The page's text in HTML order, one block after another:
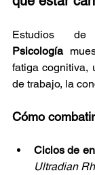
Estudios
Psicología
fatiga cognitiva,
de trabajo, la
Cómo
Ciclos de
Ultradian